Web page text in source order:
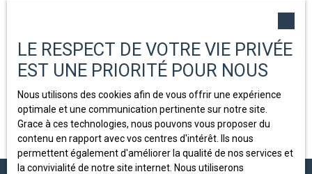
……..10 %
117 rue Caulaincourt 75018 Paris - Tél. / Fax : 01 42 52 49
59
SARL au capital de 7500 E - RCS Paris B 445 057 789 -
Siret : 445 057 789 00015 - Code
LE RESPECT DE VOTRE VIE PRIVÉE
EST UNE PRIORITÉ POUR NOUS
Nous utilisons des cookies afin de vous offrir une expérience
optimale et une communication pertinente sur notre site.
Grace à ces technologies, nous pouvons vous proposer du
contenu en rapport avec vos centres d'intérêt. Ils nous
permettent également d'améliorer la qualité de nos services et
la convivialité de notre site internet. Nous utiliserons